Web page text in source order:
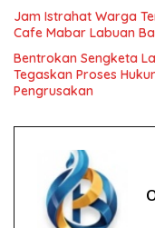
Jam Istrahat Warga
Cafe Mabar Labuan
Bentrokan Sengketa
Tegaskan Proses
Pengrusakan